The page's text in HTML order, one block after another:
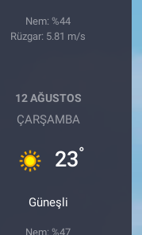
Nem: %44
Rüzgar: 5.81 m/s
12 AĞUSTOS
ÇARŞAMBA
23°
Güneşli
Nem: %47